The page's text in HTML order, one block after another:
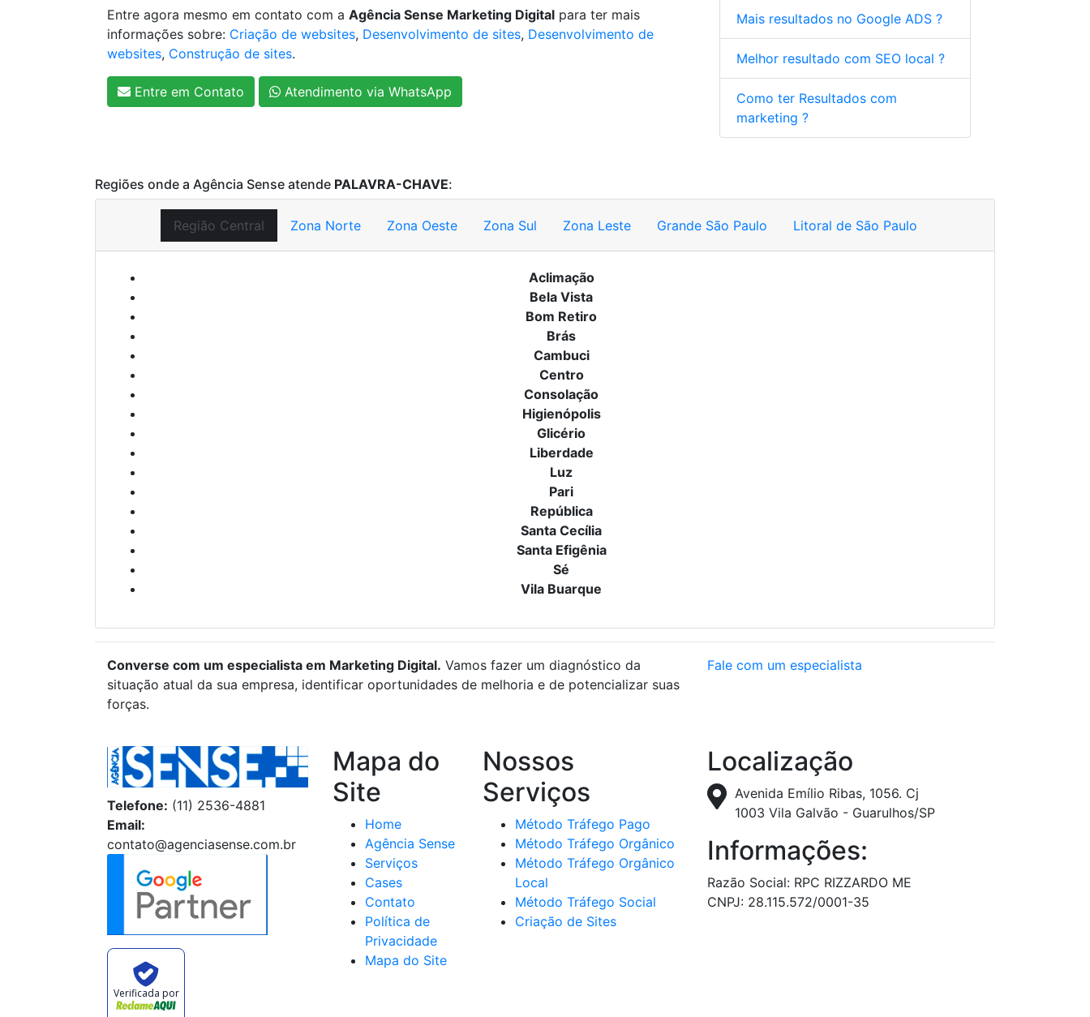
Entre agora mesmo em contato com a Agência Sense Marketing Digital para ter mais
informações sobre: Criação de websites, Desenvolvimento de sites, Desenvolvimento de
websites, Construção de sites.
Entre em Contato Atendimento via WhatsApp
Mais resultados no Google ADS ?
Melhor resultado com SEO local ?
Como ter Resultados com
marketing ?
Regiões onde a Agência Sense atende PALAVRA-CHAVE:
Região Central Zona Norte Zona Oeste Zona Sul Zona Leste Grande São Paulo Litoral de São Paulo
Aclimação
Bela Vista
Bom Retiro
Brás
Cambuci
Centro
Consolação
Higienópolis
Glicério
Liberdade
Luz
Pari
República
Santa Cecília
Santa Efigênia
Sé
Vila Buarque
Converse com um especialista em Marketing Digital. Vamos fazer um diagnóstico da
situação atual da sua empresa, identificar oportunidades de melhoria e de potencializar suas
forças.
Fale com um especialista
Telefone: (11) 2536-4881
Email:
contato@agenciasense.com.br
Verificada por
Mapa do
Site
Home
Agência Sense
Serviços
Cases
Contato
Política de
Privacidade
Mapa do Site
Nossos
Serviços
Método Tráfego Pago
Método Tráfego Orgânico
Método Tráfego Orgânico
Local
Método Tráfego Social
Criação de Sites
Localização
Avenida Emílio Ribas, 1056. Cj
1003 Vila Galvão - Guarulhos/SP
Informações:
Razão Social: RPC RIZZARDO ME
CNPJ: 28.115.572/0001-35